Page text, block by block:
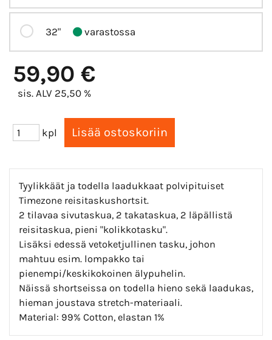
32" varastossa
59,90 €
sis. ALV 25,50 %
kpl
Tyylikkäät ja todella laadukkaat polvipituiset
Timezone reisitaskushortsit.
2 tilavaa sivutaskua, 2 takataskua, 2 läpällistä
reisitaskua, pieni "kolikkotasku".
Lisäksi edessä vetoketjullinen tasku, johon
mahtuu esim. lompakko tai
pienempi/keskikokoinen älypuhelin.
Näissä shortseissa on todella hieno sekä laadukas,
hieman joustava stretch-materiaali.
Material: 99% Cotton, elastan 1%